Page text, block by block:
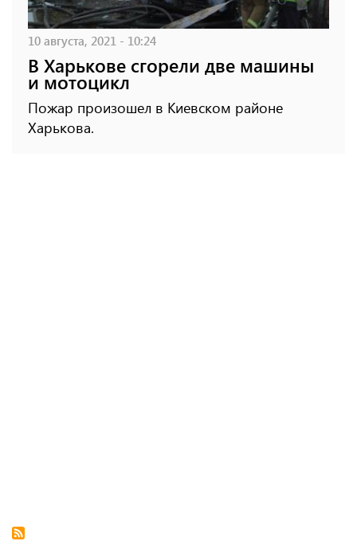
10 августа, 2021 - 10:24
В Харькове сгорели две машины
и мотоцикл
Пожар произошел в Киевском районе
Харькова.